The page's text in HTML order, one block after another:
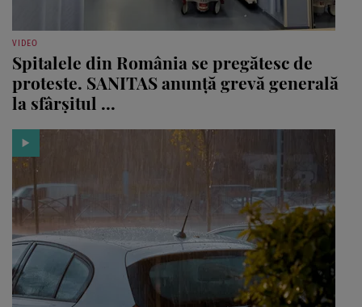
VIDEO
Spitalele din România se pregătesc de
proteste. SANITAS anunță grevă generală
la sfârșitul ...